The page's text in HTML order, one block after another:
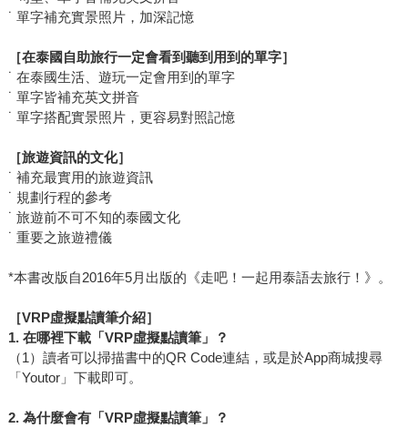
˙ 單字補充實景照片，加深記憶
［在泰國自助旅行一定會看到聽到用到的單字］
˙ 在泰國生活、遊玩一定會用到的單字
˙ 單字皆補充英文拼音
˙ 單字搭配實景照片，更容易對照記憶
［旅遊資訊的文化］
˙ 補充最實用的旅遊資訊
˙ 規劃行程的參考
˙ 旅遊前不可不知的泰國文化
˙ 重要之旅遊禮儀
*本書改版自2016年5月出版的《走吧！一起用泰語去旅行！》。
［VRP虛擬點讀筆介紹］
1. 在哪裡下載「VRP虛擬點讀筆」？
（1）讀者可以掃描書中的QR Code連結，或是於App商城搜尋
「Youtor」下載即可。
2. 為什麼會有「VRP虛擬點讀筆」？